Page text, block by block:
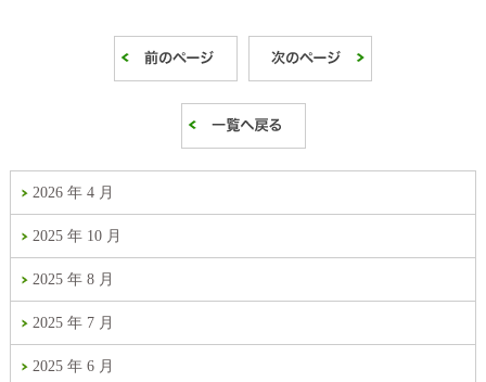
2026 年 4 月
2025 年 10 月
2025 年 8 月
2025 年 7 月
2025 年 6 月